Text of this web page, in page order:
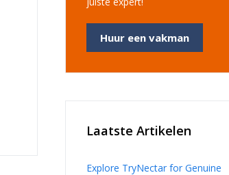
Huur een vakman
Laatste Artikelen
Explore TryNectar for Genuine